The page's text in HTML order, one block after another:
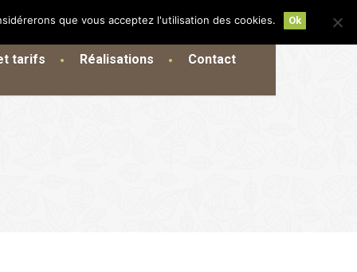
tarifs Réalisations Contact
que vous acceptez l'utilisation des cookies. Ok